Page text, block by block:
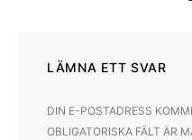
LÄMNA ETT SVAR
DIN E-POSTADRESS
OBLIGATORISKA FÄLT ÄR